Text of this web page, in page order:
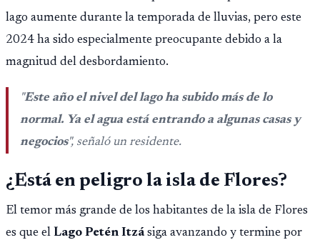
importar edad.
lago aumente durante la temporada de lluvias, pero este
2024 ha sido especialmente preocupante debido a la
magnitud del desbordamiento.
"Este año el nivel del lago ha subido más de lo
normal. Ya el agua está entrando a algunas casas y
negocios", señaló un residente.
¿Está en peligro la isla de Flores?
El temor más grande de los habitantes de la isla de Flores
es que el Lago Petén Itzásiga avanzando y termine por